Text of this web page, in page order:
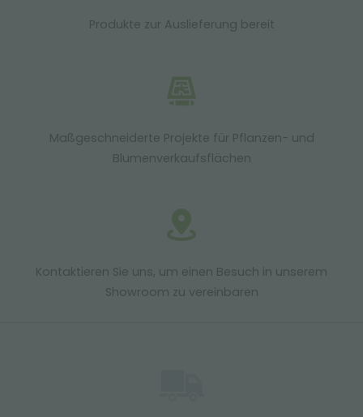
Produkte zur Auslieferung bereit
Maßgeschneiderte Projekte für Pflanzen- und
Blumenverkaufsflächen
Kontaktieren Sie uns, um einen Besuch in unserem
Showroom zu vereinbaren